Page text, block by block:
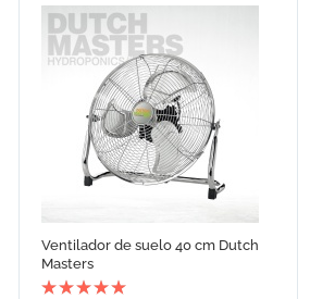
Ventilador de suelo 40 cm Dutch
Masters